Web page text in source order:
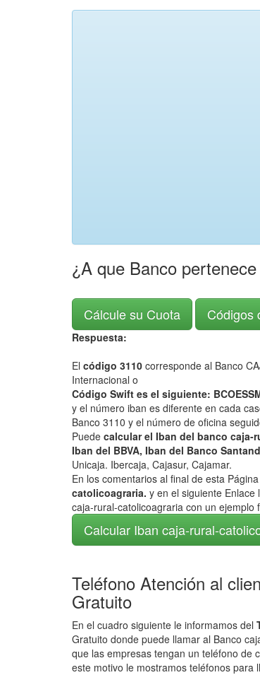
¿A que Banco
Cálcule su Cuota Códigos
Respuesta:
El código 3110 corresponde al Banco
Internacional o
Código Swift es el siguiente:
y el número iban es diferente en cada
Banco 3110 y el número de oficina
Puede calcular el Iban del banco caja-
Iban del BBVA, Iban del Banco
Unicaja. Ibercaja, Cajasur, Cajamar.
En los comentarios al final de esta
catolicoagraria. y en el siguiente
caja-rural-catolicoagraria con un ejemplo
Calcular Iban caja-rural-
Teléfono Atención al
Gratuito
En el cuadro siguiente le informamos del
Gratuito donde puede llamar al Banco
que las empresas tengan un teléfono de
este motivo le mostramos teléfonos para